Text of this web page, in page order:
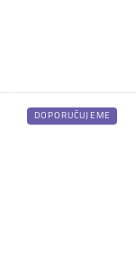
DOPORUČUJEME